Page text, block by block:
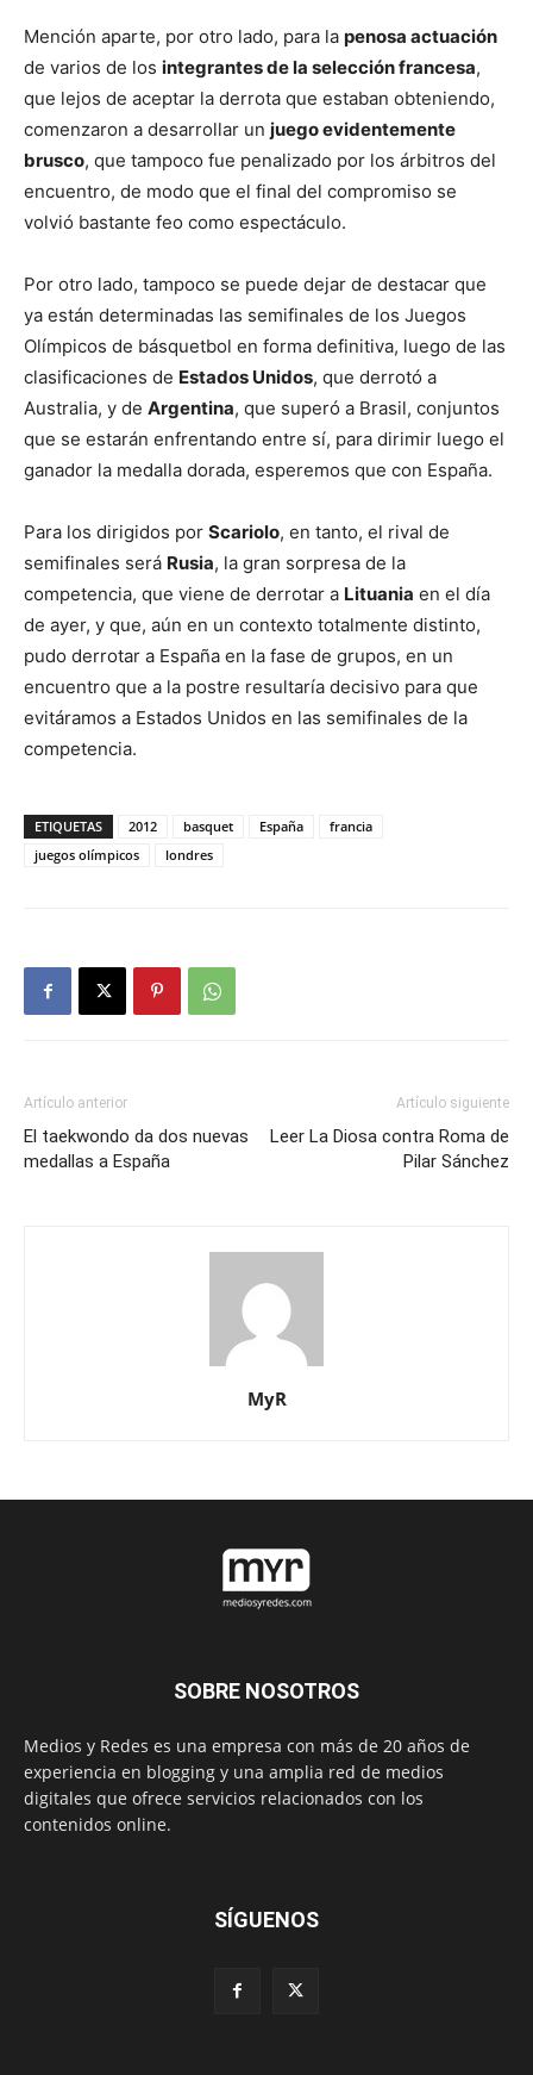
Mención aparte, por otro lado, para la penosa actuación
de varios de los integrantes de la selección francesa,
que lejos de aceptar la derrota que estaban obteniendo,
comenzaron a desarrollar un juego evidentemente
brusco, que tampoco fue penalizado por los árbitros del
encuentro, de modo que el final del compromiso se
volvió bastante feo como espectáculo.
Por otro lado, tampoco se puede dejar de destacar que
ya están determinadas las semifinales de los Juegos
Olímpicos de básquetbol en forma definitiva, luego de las
clasificaciones de Estados Unidos, que derrotó a
Australia, y de Argentina, que superó a Brasil, conjuntos
que se estarán enfrentando entre sí, para dirimir luego el
ganador la medalla dorada, esperemos que con España.
Para los dirigidos por Scariolo, en tanto, el rival de
semifinales será Rusia, la gran sorpresa de la
competencia, que viene de derrotar a Lituania en el día
de ayer, y que, aún en un contexto totalmente distinto,
pudo derrotar a España en la fase de grupos, en un
encuentro que a la postre resultaría decisivo para que
evitáramos a Estados Unidos en las semifinales de la
competencia.
ETIQUETAS 2012 basquet España
francia
juegos olímpicos
londres
Artículo anterior
El taekwondo da dos nuevas
medallas a España
Artículo siguiente
Leer La Diosa contra Roma de
Pilar Sánchez
MyR
SOBRE NOSOTROS
Medios y Redes es una empresa con más de 20 años de
experiencia en blogging y una amplia red de medios
digitales que ofrece servicios relacionados con los
contenidos online.
SÍGUENOS